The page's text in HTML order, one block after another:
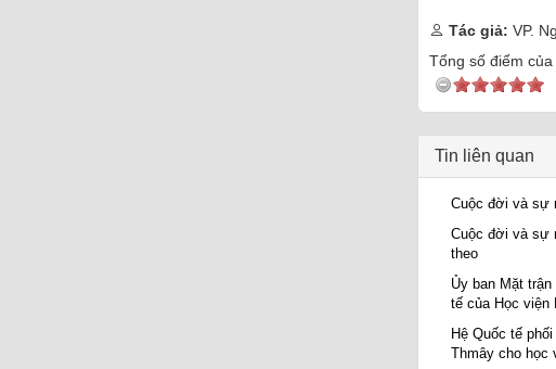
Tác giả: VP.
Tổng số điểm của
Tin liên quan
Cuộc đời và sự
Cuộc đời và sự
theo
Ủy ban Mặt
tế của Học viện
Hệ Quốc tế
Thmây cho học